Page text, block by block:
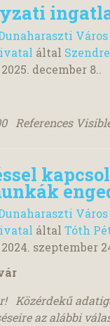
által
2025. december 8..
References
által Tóth
2024. szeptember
Közérdekű
az alábbi